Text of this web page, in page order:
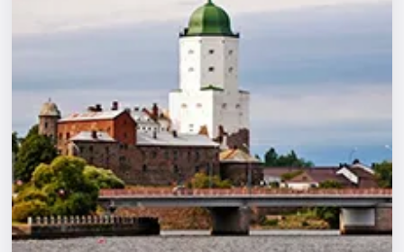
Города
Площадки
Артисты